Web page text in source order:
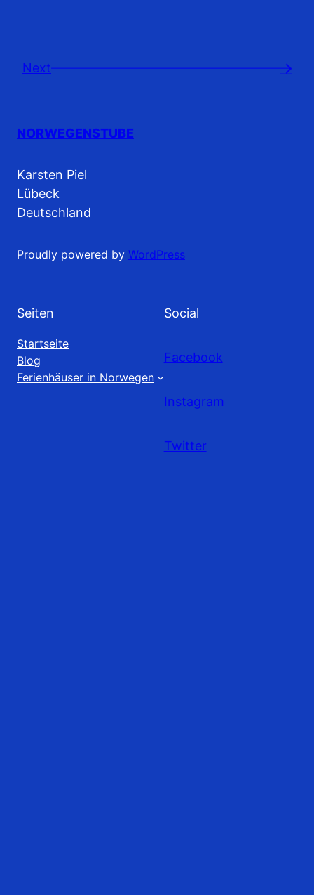
Next →
NORWEGENSTUBE
Karsten Piel
Lübeck
Deutschland
Proudly powered by WordPress
Seiten
Startseite
Blog
Ferienhäuser in Norwegen
Social
Facebook
Instagram
Twitter